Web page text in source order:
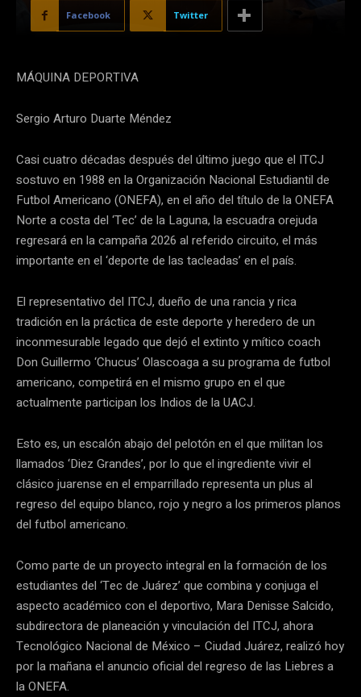
Facebook Twitter
MÁQUINA DEPORTIVA
Sergio Arturo Duarte Méndez
Casi cuatro décadas después del último juego que el ITCJ
sostuvo en 1988 en la Organización Nacional Estudiantil de
Futbol Americano (ONEFA), en el año del título de la ONEFA
Norte a costa del ‘Tec’ de la Laguna, la escuadra orejuda
regresará en la campaña 2026 al referido circuito, el más
importante en el ‘deporte de las tacleadas’ en el país.
El representativo del ITCJ, dueño de una rancia y rica
tradición en la práctica de este deporte y heredero de un
inconmesurable legado que dejó el extinto y mítico coach
Don Guillermo ‘Chucus’ Olascoaga a su programa de futbol
americano, competirá en el mismo grupo en el que
actualmente participan los Indios de la UACJ.
Esto es, un escalón abajo del pelotón en el que militan los
llamados ‘Diez Grandes’, por lo que el ingrediente vivir el
clásico juarense en el emparrillado representa un plus al
regreso del equipo blanco, rojo y negro a los primeros planos
del futbol americano.
Como parte de un proyecto integral en la formación de los
estudiantes del ‘Tec de Juárez’ que combina y conjuga el
aspecto académico con el deportivo, Mara Denisse Salcido,
subdirectora de planeación y vinculación del ITCJ, ahora
Tecnológico Nacional de México – Ciudad Juárez, realizó hoy
por la mañana el anuncio oficial del regreso de las Liebres a
la ONEFA.